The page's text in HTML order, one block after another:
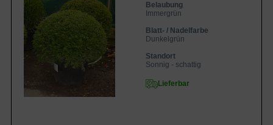
Belaubung
Immergrün
Blatt- / Nadelfarbe
Dunkelgrün
Standort
Sonnig - schattig
Lieferbar